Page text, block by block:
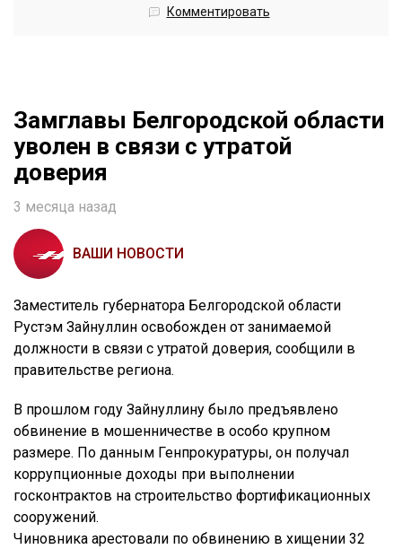
Комментировать
Замглавы Белгородской области
уволен в связи с утратой
доверия
3 месяца назад
ВАШИ НОВОСТИ
Заместитель губернатора Белгородской области
Рустэм Зайнуллин освобожден от занимаемой
должности в связи с утратой доверия, сообщили в
правительстве региона.
В прошлом году Зайнуллину было предъявлено
обвинение в мошенничестве в особо крупном
размере. По данным Генпрокуратуры, он получал
коррупционные доходы при выполнении
госконтрактов на строительство фортификационных
сооружений.
Чиновника арестовали по обвинению в хищении 32